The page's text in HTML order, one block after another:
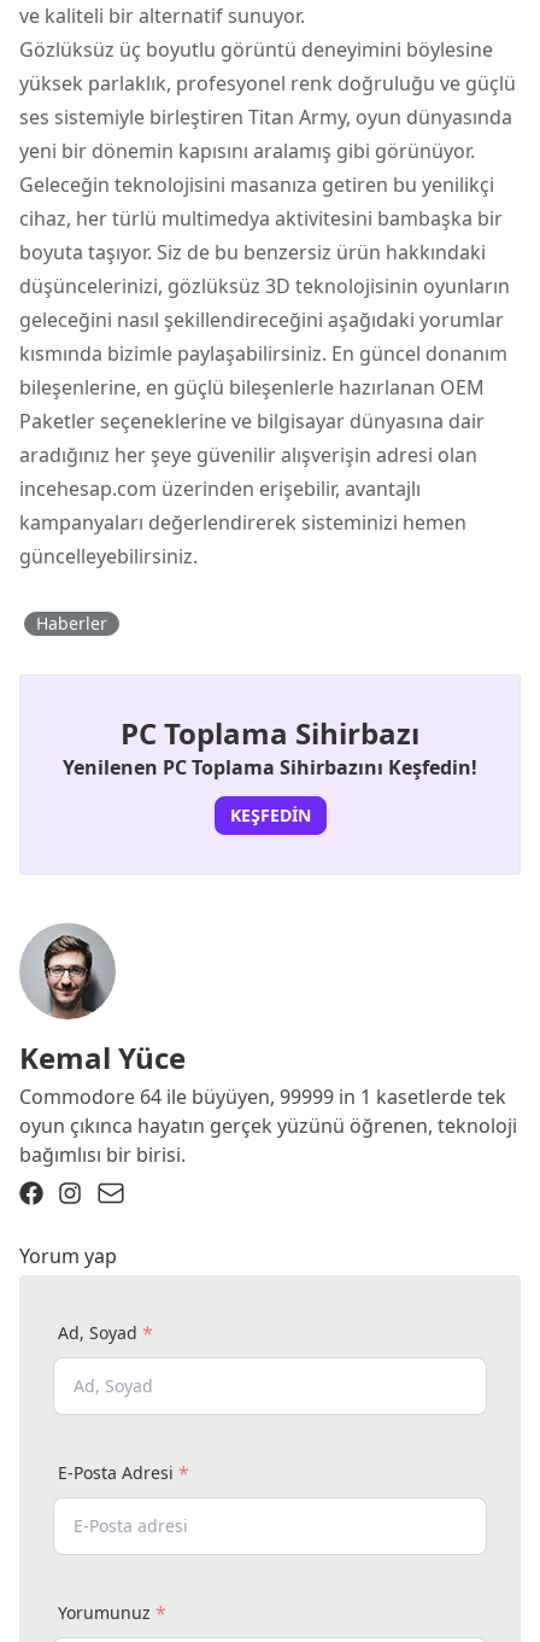
ve kaliteli bir alternatif sunuyor.
Gözlüksüz üç boyutlu görüntü deneyimini böylesine
yüksek parlaklık, profesyonel renk doğruluğu ve güçlü
ses sistemiyle birleştiren Titan Army, oyun dünyasında
yeni bir dönemin kapısını aralamış gibi görünüyor.
Geleceğin teknolojisini masanıza getiren bu yenilikçi
cihaz, her türlü multimedya aktivitesini bambaşka bir
boyuta taşıyor. Siz de bu benzersiz ürün hakkındaki
düşüncelerinizi, gözlüksüz 3D teknolojisinin oyunların
geleceğini nasıl şekillendireceğini aşağıdaki yorumlar
kısmında bizimle paylaşabilirsiniz. En güncel donanım
bileşenlerine, en güçlü bileşenlerle hazırlanan OEM
Paketler seçeneklerine ve bilgisayar dünyasına dair
aradığınız her şeye güvenilir alışverişin adresi olan
incehesap.com üzerinden erişebilir, avantajlı
kampanyaları değerlendirerek sisteminizi hemen
güncelleyebilirsiniz.
Haberler
PC Toplama Sihirbazı
Yenilenen PC Toplama Sihirbazını Keşfedin!
KEŞFEDIN
Kemal Yüce
Commodore 64 ile büyüyen, 99999 in 1 kasetlerde tek
oyun çıkınca hayatın gerçek yüzünü öğrenen, teknoloji
bağımlısı bir birisi.
Yorum yap
Ad, Soyad *
E-Posta Adresi *
Yorumunuz *